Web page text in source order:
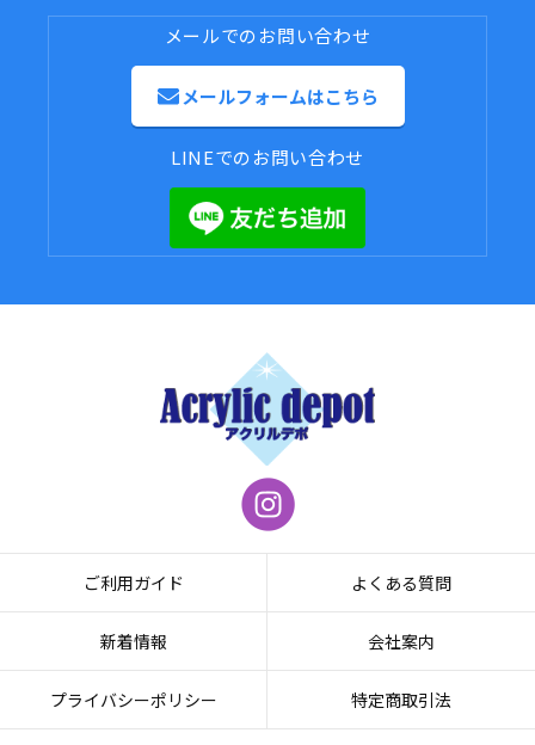
メールでのお問い合わせ
メールフォームはこちら
LINEでのお問い合わせ
ご利用ガイド よくある質問
新着情報 会社案内
プライバシーポリシー 特定商取引法